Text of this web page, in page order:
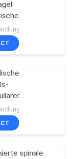
ISO13485
spinale